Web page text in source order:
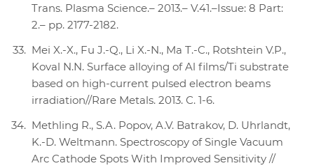
Trans. Plasma Science.– 2013.– V.41.–Issue: 8 Part:
2.– pp. 2177-2182.
Mei X.-X., Fu J.-Q., Li X.-N., Ma T.-C., Rotshtein V.P.,
Koval N.N. Surface alloying of Al films/Ti substrate
based on high-current pulsed electron beams
irradiation//Rare Metals. 2013. С. 1-6.
Methling R., S.A. Popov, A.V. Batrakov, D. Uhrlandt,
K.-D. Weltmann. Spectroscopy of Single Vacuum
Arc Cathode Spots With Improved Sensitivity //